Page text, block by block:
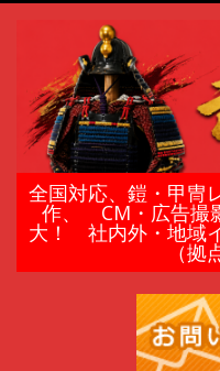
鎧
甲
全国対応、鎧・甲冑
作、 CM・広告撮
大！ 社内外・地域
（拠